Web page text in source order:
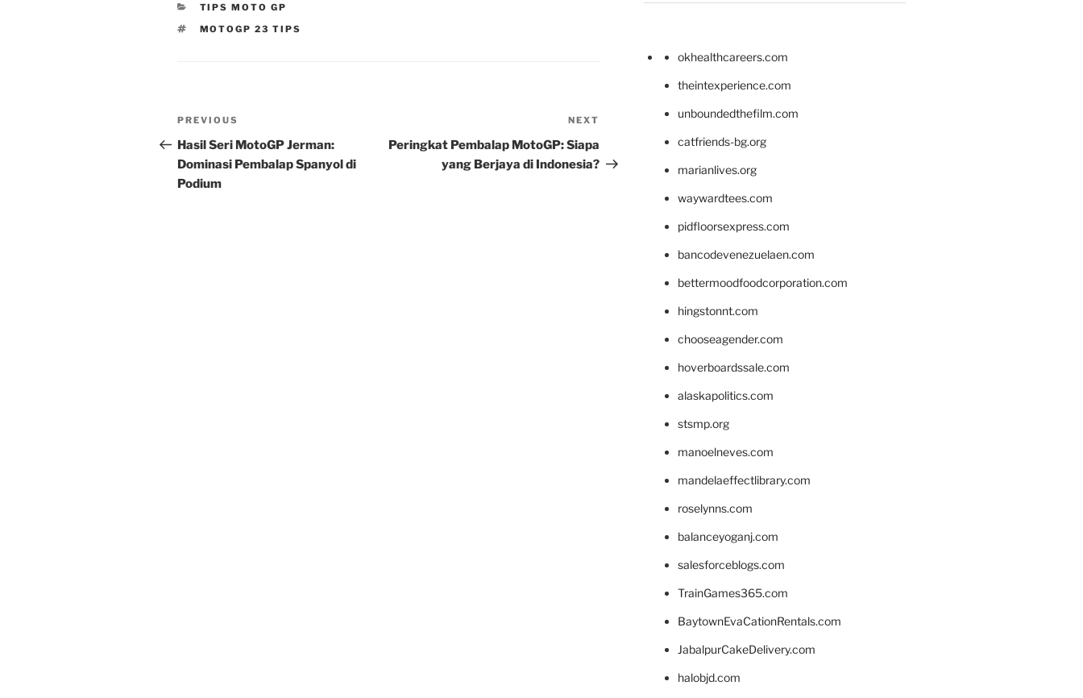
CATEGORIES
TIPS MOTO GP
TAGS
MOTOGP 23 TIPS
Post
navigation
Previous
Post
PREVIOUS
Hasil Seri MotoGP Jerman:
Dominasi Pembalap Spanyol di
Podium
NEXT
Peringkat Pembalap MotoGP: Siapa
yang Berjaya di Indonesia?
okhealthcareers.com
theintexperience.com
unboundedthefilm.com
catfriends-bg.org
marianlives.org
waywardtees.com
pidfloorsexpress.com
bancodevenezuelaen.com
bettermoodfoodcorporation.com
hingstonnt.com
chooseagender.com
hoverboardssale.com
alaskapolitics.com
stsmp.org
manoelneves.com
mandelaeffectlibrary.com
roselynns.com
balanceyoganj.com
salesforceblogs.com
TrainGames365.com
BaytownEvaCationRentals.com
JabalpurCakeDelivery.com
halobjd.com